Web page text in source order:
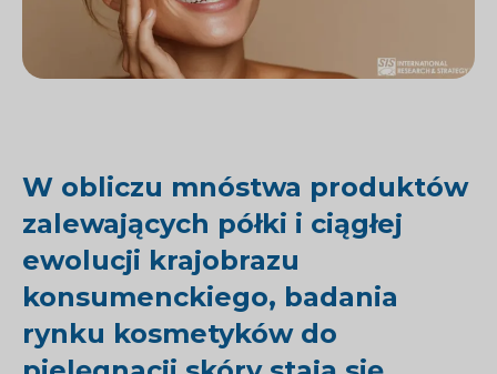
W obliczu mnóstwa produktów
zalewających półki i ciągłej
ewolucji krajobrazu
konsumenckiego, badania
rynku kosmetyków do